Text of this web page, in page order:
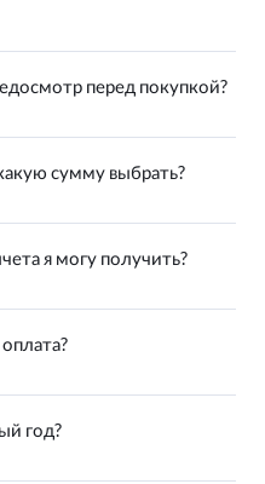
перед покупкой?
сумму выбрать?
я могу получить?
год?